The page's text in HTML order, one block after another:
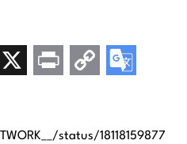
status/18118159877